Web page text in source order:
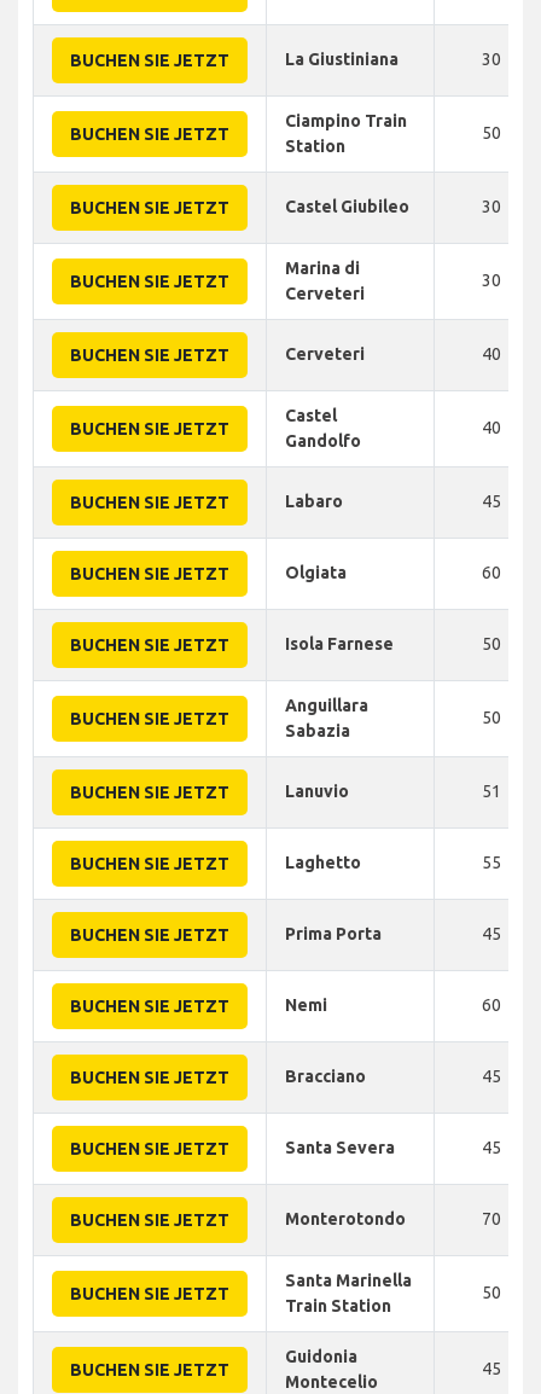
BUCHEN SIE JETZT La Giustiniana 30
BUCHEN SIE JETZT
Ciampino Train
Station
50
BUCHEN SIE JETZT Castel Giubileo 30
BUCHEN SIE JETZT
Marina di
Cerveteri
30
BUCHEN SIE JETZT Cerveteri 40
BUCHEN SIE JETZT
Castel
Gandolfo
40
BUCHEN SIE JETZT Labaro 45
BUCHEN SIE JETZT Olgiata 60
BUCHEN SIE JETZT Isola Farnese 50
BUCHEN SIE JETZT
Anguillara
Sabazia
50
BUCHEN SIE JETZT Lanuvio 51
BUCHEN SIE JETZT Laghetto 55
BUCHEN SIE JETZT Prima Porta 45
BUCHEN SIE JETZT Nemi 60
BUCHEN SIE JETZT Bracciano 45
BUCHEN SIE JETZT Santa Severa 45
BUCHEN SIE JETZT Monterotondo 70
BUCHEN SIE JETZT
Santa Marinella
Train Station
50
BUCHEN SIE JETZT
Guidonia
Montecelio
45